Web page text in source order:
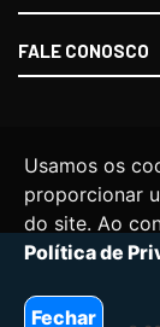
Usamos os
proporcionar
do site. Ao
Política de
Fechar
FALE CONOSCO